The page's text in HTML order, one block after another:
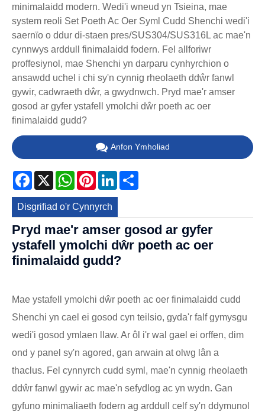
minimalaidd modern. Wedi'i wneud yn Tsieina, mae
system reoli Set Poeth Ac Oer Syml Cudd Shenchi wedi'i
saernïo o ddur di-staen pres/SUS304/SUS316L ac mae'n
cynnwys arddull finimalaidd fodern. Fel allforiwr
proffesiynol, mae Shenchi yn darparu cynhyrchion o
ansawdd uchel i chi sy'n cynnig rheolaeth ddŵr fanwl
gywir, cadwraeth dŵr, a gwydnwch. Pryd mae'r amser
gosod ar gyfer ystafell ymolchi dŵr poeth ac oer
finimalaidd gudd?
Anfon Ymholiad
Facebook
X WhatsApp
PinterestLinkedIn
Disgrifiad o'r Cynnyrch
Pryd mae'r amser gosod ar gyfer
ystafell ymolchi dŵr poeth ac oer
finimalaidd gudd?
Mae ystafell ymolchi dŵr poeth ac oer finimalaidd cudd
Shenchi yn cael ei gosod cyn teilsio, gyda'r falf gymysgu
wedi'i gosod ymlaen llaw. Ar ôl i'r wal gael ei orffen, dim
ond y panel sy'n agored, gan arwain at olwg lân a
thaclus. Fel cynnyrch cudd syml, mae'n cynnig rheolaeth
ddŵr fanwl gywir ac mae'n sefydlog ac yn wydn. Gan
gyfuno minimaliaeth fodern ag arddull celf sy'n ddymunol